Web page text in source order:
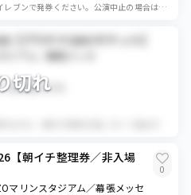
発券番号をお伝えするので、セブンイレブンで発券ください。公演中止の場合は、各種手数料を差し引いた全額を返金いたします。
切れ
【プラチナ1DAYチケット】
ジアム／幕張メッセ
発券番号共有
【朝イチ整理券／非入場
マリンスタジアム／幕張メッセ
0